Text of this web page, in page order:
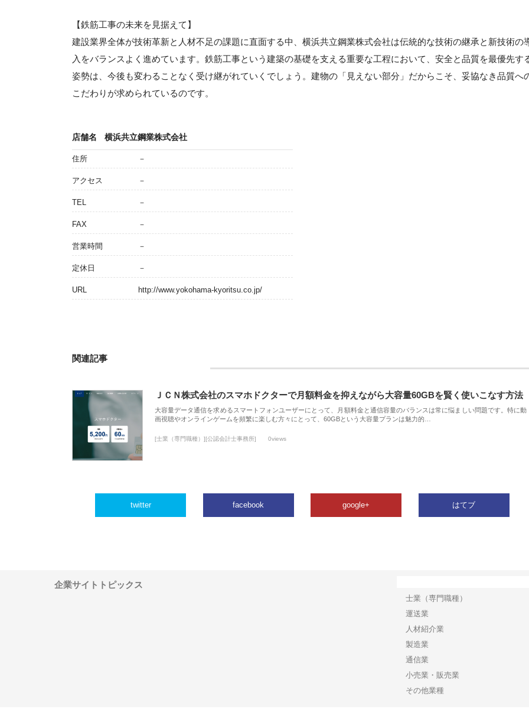
【鉄筋工事の未来を見据えて】
建設業界全体が技術革新と人材不足の課題に直面する中、横浜共立鋼業株式会社は伝統的な技術の継承と新技術の
入をバランスよく進めています。鉄筋工事という建築の基礎を支える重要な工程において、安全と品質を最優先す
姿勢は、今後も変わることなく受け継がれていくでしょう。建物の「見えない部分」だからこそ、妥協なき品質へ
こだわりが求められているのです。
店舗名 横浜共立鋼業株式会社
住所 －
アクセス －
TEL －
FAX －
営業時間 －
定休日 －
URL http://www.yokohama-kyoritsu.co.jp/
関連記事
ＪＣＮ株式会社のスマホドクターで月額料金を抑えながら大容量60GBを賢く使いこなす方法
大容量データ通信を求めるスマートフォンユーザーにとって、月額料金と通信容量のバランスは常に悩ましい問題です。特に動
画視聴やオンラインゲームを頻繁に楽しむ方々にとって、60GBという大容量プランは魅力的…
[士業（専門職種）][公認会計士事務所] 0views
twitter facebook google+ はてブ
企業サイトトピックス
士業（専門職種）
運送業
人材紹介業
製造業
通信業
小売業・販売業
その他業種